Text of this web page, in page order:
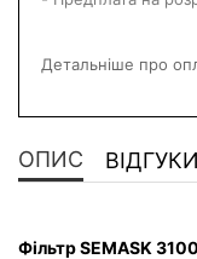
Детальніше про
ОПИС
Фільтр SEMASK